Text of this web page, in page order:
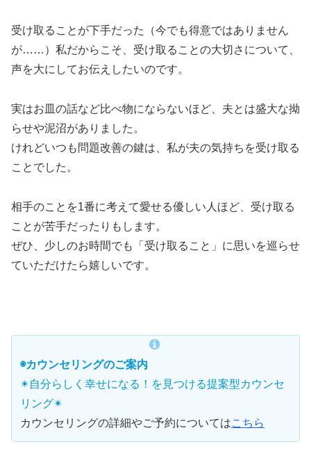
受け取ることが下手だった（今でも得意ではありません
が……）私だからこそ、受け取ることの大切さについて、
声を大にしてお伝えしたいのです。
実はお皿の話など比べ物にならないほど、夫とは盛大な拗
らせや泥沼がありました。
けれどいつも問題改善の鍵は、私が夫の気持ちを受け取る
ことでした。
相手のことを1番に考えて愛せる優しい人ほど、受け取る
ことが苦手だったりもします。
ぜひ、少しのお時間でも「受け取ること」に思いを巡らせ
ていただけたら嬉しいです。
◉カウンセリングのご案内
✴︎自分らしく幸せになる！を見つける提案型カウンセ
リング✴︎
カウンセリングの詳細やご予約についてはこちら